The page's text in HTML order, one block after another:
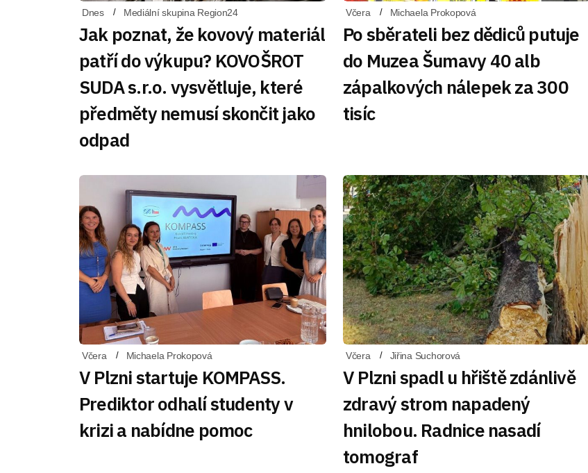
Dnes Mediální skupina Region24
Jak poznat, že kovový materiál
patří do výkupu? KOVOŠROT
SUDA s.r.o. vysvětluje, které
předměty nemusí skončit jako
odpad
Včera Michaela Prokopová
Po sběrateli bez dědiců putuje
do Muzea Šumavy 40 alb
zápalkových nálepek za 300
tisíc
Včera Michaela Prokopová
V Plzni startuje KOMPASS.
Prediktor odhalí studenty v
krizi a nabídne pomoc
Včera Jiřina Suchorová
V Plzni spadl u hřiště zdánlivě
zdravý strom napadený
hnilobou. Radnice nasadí
tomograf